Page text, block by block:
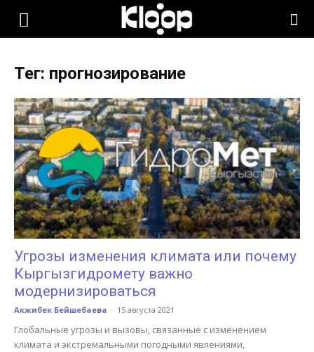
KLOOP.KG
Новости
Кыргызстана
Тег: прогнозирование
Угрозы изменения климата или почему
Кыргызгидромету важно
модернизироваться
Акжибек Бейшебаева - 15 августа 2021
Глобальные угрозы и вызовы, связанные с изменением
климата и экстремальными погодными явлениями,